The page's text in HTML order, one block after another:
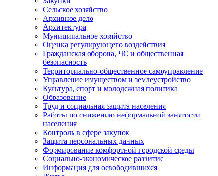
Сельское хозяйство
Архивное дело
Архитектура
Муниципальное хозяйство
Оценка регулирующего воздействия
Гражданская оборона, ЧС и общественная
безопасность
Территориально-общественное самоуправление
Управление имуществом и землеустройство
Культура, спорт и молодежная политика
Образование
Труд и социальная защита населения
Работы по снижению неформальной занятости
населения
Контроль в сфере закупок
Защита персональных данных
Формирование комфортной городской среды
Социально-экономическое развитие
Информация для освободившихся